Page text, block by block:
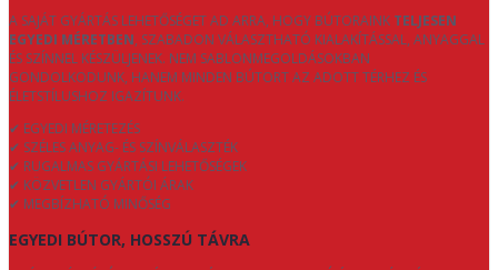
A SAJÁT GYÁRTÁS LEHETŐSÉGET AD ARRA, HOGY BÚTORAINK TELJESEN
EGYEDI MÉRETBEN, SZABADON VÁLASZTHATÓ KIALAKÍTÁSSAL, ANYAGGAL
ÉS SZÍNNEL KÉSZÜLJENEK. NEM SABLONMEGOLDÁSOKBAN
GONDOLKODUNK, HANEM MINDEN BÚTORT AZ ADOTT TÉRHEZ ÉS
ÉLETSTÍLUSHOZ IGAZÍTUNK.
✔ EGYEDI MÉRETEZÉS
✔ SZÉLES ANYAG- ÉS SZÍNVÁLASZTÉK
✔ RUGALMAS GYÁRTÁSI LEHETŐSÉGEK
✔ KÖZVETLEN GYÁRTÓI ÁRAK
✔ MEGBÍZHATÓ MINŐSÉG
EGYEDI BÚTOR, HOSSZÚ TÁVRA